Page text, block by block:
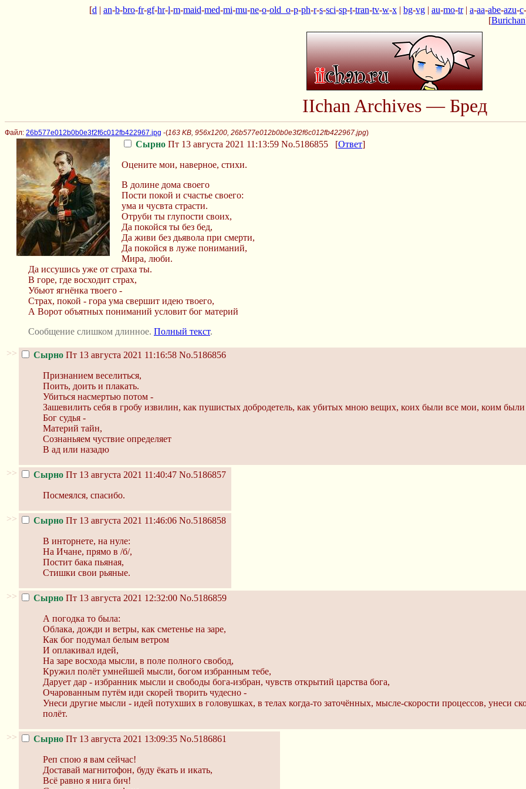
[d | an-b-bro-fr-gf-hr-l-m-maid-med-mi-mu-ne-o-old_o-p-ph-r-s-sci-sp-t-tran-tv-w-x | bg-vg | au-mo-tr| a-aa-abe-azu-c-
[Burichan
IIchan Archives — Бред
Файл: 26b577e012b0b0e3f2f6c012fb422967.jpg -(163 KB, 956x1200, 26b577e012b0b0e3f2f6c012fb422967.jpg)
Сырно Пт 13 августа 2021 11:13:59 No.5186855 [Ответ]
Оцените мои, наверное, стихи.
В долине дома своего
Пости покой и счастье своего:
ума и чусвта страсти.
Отруби ты глупости своих,
Да покойся ты без бед,
Да живи без дьявола при смерти,
Да покойся в луже пониманий,
Мира, люби.
Да иссушись уже от страха ты.
В горе, где восходит страх,
Убьют ягнёнка твоего -
Страх, покой - гора ума свершит идею твоего,
А Ворот объятных пониманий условит бог материй
Сообщение слишком длинное. Полный текст.
>> Сырно Пт 13 августа 2021 11:16:58 No.5186856
Признанием веселиться,
Поить, доить и плакать.
Убиться насмертью потом -
Зашевилить себя в гробу извилин, как пушистых добродетель, как убитых мною вещих, коих были все мои, коим были
Бог судья -
Материй тайн,
Сознаньяем чуствие определяет
В ад или назадю
>> Сырно Пт 13 августа 2021 11:40:47 No.5186857
Посмеялся, спасибо.
>> Сырно Пт 13 августа 2021 11:46:06 No.5186858
В инторнете, на нуле:
На Ичане, прямо в /б/,
Постит бака пьяная,
Стишки свои рьяные.
>> Сырно Пт 13 августа 2021 12:32:00 No.5186859
А погодка то была:
Облака, дожди и ветры, как сметенье на заре,
Как бог подумал белым ветром
И оплакивал идей,
На заре восхода мысли, в поле полного свобод,
Кружил полёт умнейшей мысли, богом избранным тебе,
Дарует дар - избранник мысли и свободы бога-избран, чувств открытий царства бога,
Очарованным путём иди скорей творить чудесно -
Унеси другие мысли - идей потухших в головушках, в телах когда-то заточённых, мысле-скорости процессов, унеси
полёт.
>> Сырно Пт 13 августа 2021 13:09:35 No.5186861
Реп спою я вам сейчас!
Доставай магнитофон, буду ёкать и икать,
Всё равно я нига бич!